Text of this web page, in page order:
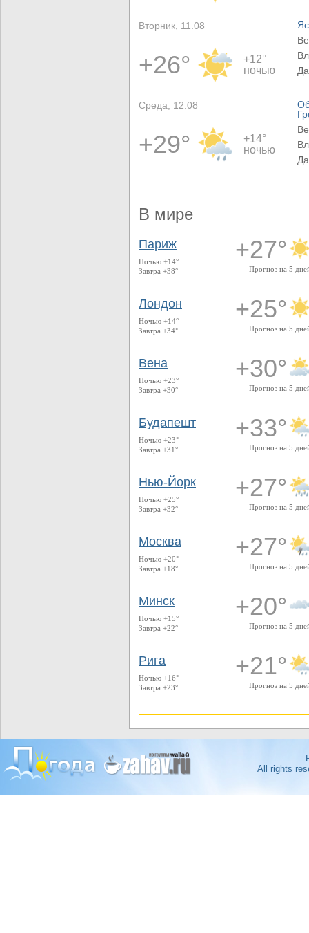
Вторник, 11.08
+26°
+12°
ночью
Среда, 12.08
+29°
+14°
ночью
В мире
Париж
Ночью +14°
Завтра +38°
+27°
Прогноз на 5
Лондон
Ночью +14°
Завтра +34°
+25°
Прогноз на 5
Вена
Ночью +23°
Завтра +30°
+30°
Прогноз на 5
Будапешт
Ночью +23°
Завтра +31°
+33°
Прогноз на 5
Нью-Йорк
Ночью +25°
Завтра +32°
+27°
Прогноз на 5
Москва
Ночью +20°
Завтра +18°
+27°
Прогноз на 5
Минск
Ночью +15°
Завтра +22°
+20°
Прогноз на 5
Рига
Ночью +16°
Завтра +23°
+21°
Прогноз на 5
All rights